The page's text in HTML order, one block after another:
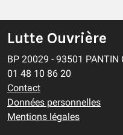
Lutte Ouvrière
BP 20029 - 93501 PANTIN
01 48 10 86 20
Contact
Données personnelles
Mentions légales